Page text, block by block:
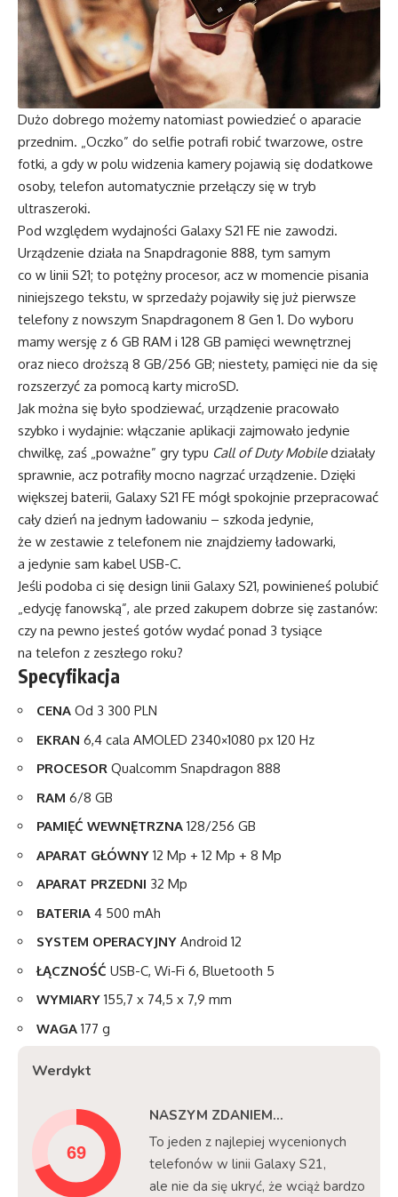
Dużo dobrego możemy natomiast powiedzieć o aparacie
przednim. „Oczko” do selfie potrafi robić twarzowe, ostre
fotki, a gdy w polu widzenia kamery pojawią się dodatkowe
osoby, telefon automatycznie przełączy się w tryb
ultraszeroki.
Pod względem wydajności Galaxy S21 FE nie zawodzi.
Urządzenie działa na Snapdragonie 888, tym samym
co w linii S21; to potężny procesor, acz w momencie pisania
niniejszego tekstu, w sprzedaży pojawiły się już pierwsze
telefony z nowszym Snapdragonem 8 Gen 1. Do wyboru
mamy wersję z 6 GB RAM i 128 GB pamięci wewnętrznej
oraz nieco droższą 8 GB/256 GB; niestety, pamięci nie da się
rozszerzyć za pomocą karty microSD.
Jak można się było spodziewać, urządzenie pracowało
szybko i wydajnie: włączanie aplikacji zajmowało jedynie
chwilkę, zaś „poważne” gry typu Call of Duty Mobiledziałały
sprawnie, acz potrafiły mocno nagrzać urządzenie. Dzięki
większej baterii, Galaxy S21 FE mógł spokojnie przepracować
cały dzień na jednym ładowaniu – szkoda jedynie,
że w zestawie z telefonem nie znajdziemy ładowarki,
a jedynie sam kabel USB-C.
Jeśli podoba ci się design linii Galaxy S21, powinieneś polubić
„edycję fanowską”, ale przed zakupem dobrze się zastanów:
czy na pewno jesteś gotów wydać ponad 3 tysiące
na telefon z zeszłego roku?
Specyfikacja
CENA Od 3 300 PLN
EKRAN 6,4 cala AMOLED 2340×1080 px 120 Hz
PROCESOR Qualcomm Snapdragon 888
RAM 6/8 GB
PAMIĘĆ WEWNĘTRZNA 128/256 GB
APARAT GŁÓWNY 12 Mp + 12 Mp + 8 Mp
APARAT PRZEDNI 32 Mp
BATERIA 4 500 mAh
SYSTEM OPERACYJNY Android 12
ŁĄCZNOŚĆ USB-C, Wi-Fi 6, Bluetooth 5
WYMIARY 155,7 x 74,5 x 7,9 mm
WAGA 177 g
Werdykt
NASZYM ZDANIEM...
To jeden z najlepiej wycenionych
telefonów w linii Galaxy S21,
ale nie da się ukryć, że wciąż bardzo